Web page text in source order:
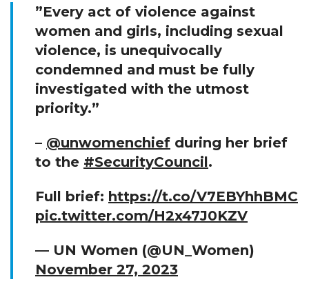
”Every act of violence against
women and girls, including sexual
violence, is unequivocally
condemned and must be fully
investigated with the utmost
priority.”
– @unwomenchief during her brief
to the #SecurityCouncil.
Full brief: https://t.co/V7EBYhhBMC
pic.twitter.com/H2x47J0KZV
— UN Women (@UN_Women)
November 27, 2023